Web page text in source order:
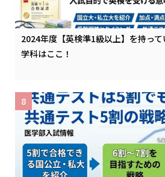
2024年度【英検準1級以上】を持っ
学科はここ！
8